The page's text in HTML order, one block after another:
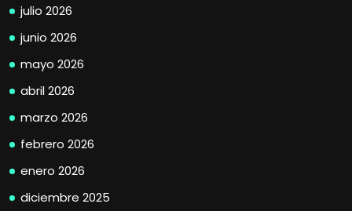
julio 2026
junio 2026
mayo 2026
abril 2026
marzo 2026
febrero 2026
enero 2026
diciembre 2025